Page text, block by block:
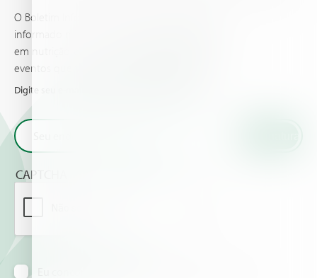
O Boletim Informativo da Haifa mantem você
informado nos conhecimentos mais avançados
em nutrição vegetal, E traz as ultimas noticias e
eventos que você e sua cultura devem saber.
Digite seu e-mail e receba as novidades da Haifa
CAPTCHA